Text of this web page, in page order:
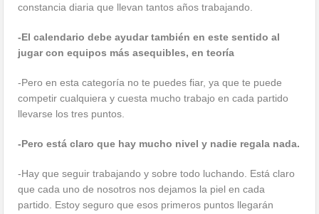
constancia diaria que llevan tantos años trabajando.
-El calendario debe ayudar también en este sentido al
jugar con equipos más asequibles, en teoría
-Pero en esta categoría no te puedes fiar, ya que te puede
competir cualquiera y cuesta mucho trabajo en cada partido
llevarse los tres puntos.
-Pero está claro que hay mucho nivel y nadie regala nada.
-Hay que seguir trabajando y sobre todo luchando. Está claro
que cada uno de nosotros nos dejamos la piel en cada
partido. Estoy seguro que esos primeros puntos llegarán